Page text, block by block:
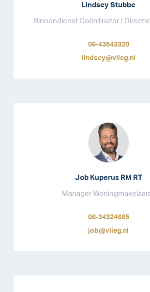
Lindsey Stubbe
Binnendienst Coördinator /
06-43543320
lindsey@vlieg.nl
Job Kuperus RM RT
Manager
06-34324665
job@vlieg.nl